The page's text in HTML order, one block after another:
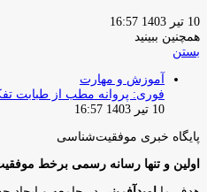
10 تیر 1403 16:57
همچنین ببینید
بستن
آموزش و مهارت
فوری: پروانه مطب از طبابت
10 تیر 1403 16:57
پایگاه‌ خبری موفقیت‌شناسی
اولین و تنها رسانه رسمی برخط